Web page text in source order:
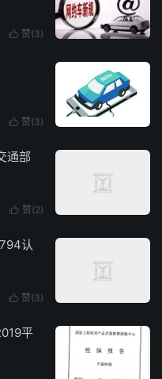
 赞(3)
 赞(3)
通部
 赞(2)
认
 赞(3)
平